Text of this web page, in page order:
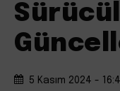
5 Kasım 2024 -